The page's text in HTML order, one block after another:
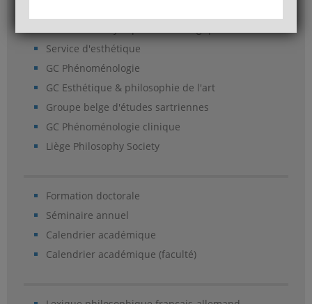
Service d'esthétique
GC Phénoménologie
GC Esthétique & philosophie de l'art
Groupe belge d'études sartriennes
GC Phénoménologie clinique
Liège Philosophy Society
Formation doctorale
Séminaire annuel
Calendrier académique
Calendrier académique (faculté)